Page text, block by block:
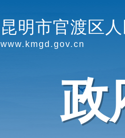
昆明市官渡区
www.kmgd.gov.cn
政